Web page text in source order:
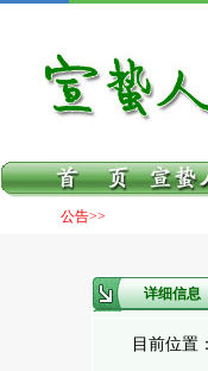
公告>>
详细信息
目前位置